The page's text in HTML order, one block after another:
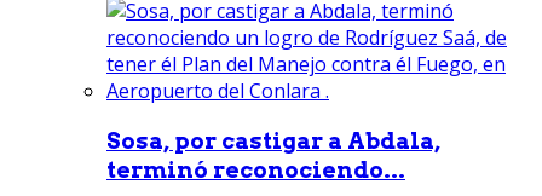
Sosa, por castigar a Abdala,
terminó reconociendo...